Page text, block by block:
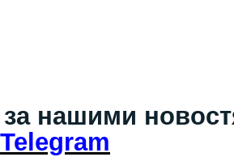
за нашими
Telegram